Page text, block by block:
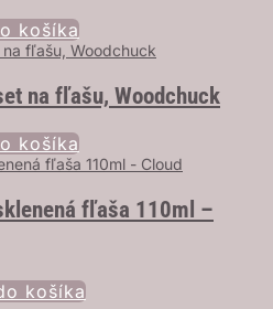
košíka
na fľašu, Woodchuck
košíka
fľaša 110ml –
košíka